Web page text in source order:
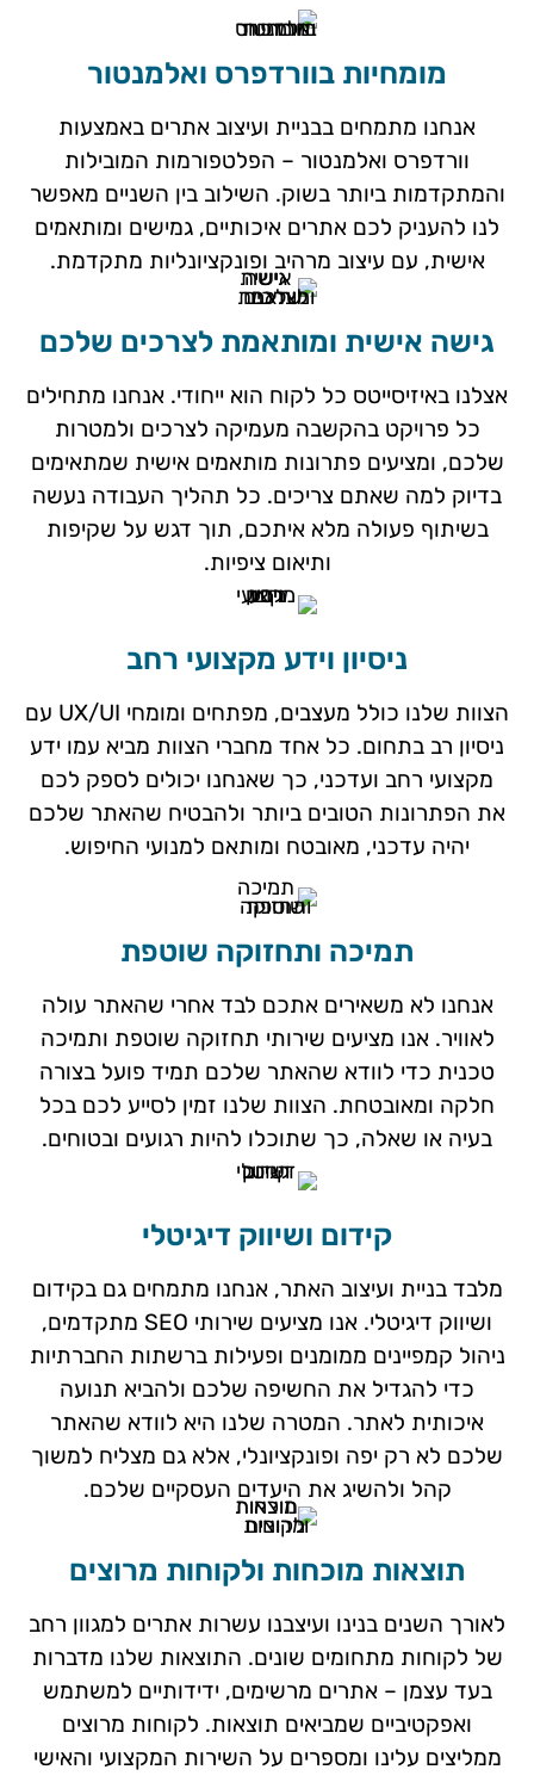
מומחיות בוורדפרס ואלמנטור
אנחנו מתמחים בבניית ועיצוב אתרים באמצעות
וורדפרס ואלמנטור – הפלטפורמות המובילות
והמתקדמות ביותר בשוק. השילוב בין השניים מאפשר
לנו להעניק לכם אתרים איכותיים, גמישים ומותאמים
אישית, עם עיצוב מרהיב ופונקציונליות מתקדמת.
גישה אישית ומותאמת לצרכים שלכם
אצלנו באיזיסייטס כל לקוח הוא ייחודי. אנחנו מתחילים
כל פרויקט בהקשבה מעמיקה לצרכים ולמטרות
שלכם, ומציעים פתרונות מותאמים אישית שמתאימים
בדיוק למה שאתם צריכים. כל תהליך העבודה נעשה
בשיתוף פעולה מלא איתכם, תוך דגש על שקיפות
ותיאום ציפיות.
ניסיון וידע מקצועי רחב
הצוות שלנו כולל מעצבים, מפתחים ומומחי UX/UI עם
ניסיון רב בתחום. כל אחד מחברי הצוות מביא עמו ידע
מקצועי רחב ועדכני, כך שאנחנו יכולים לספק לכם
את הפתרונות הטובים ביותר ולהבטיח שהאתר שלכם
יהיה עדכני, מאובטח ומותאם למנועי החיפוש.
תמיכה ותחזוקה שוטפת
אנחנו לא משאירים אתכם לבד אחרי שהאתר עולה
לאוויר. אנו מציעים שירותי תחזוקה שוטפת ותמיכה
טכנית כדי לוודא שהאתר שלכם תמיד פועל בצורה
חלקה ומאובטחת. הצוות שלנו זמין לסייע לכם בכל
בעיה או שאלה, כך שתוכלו להיות רגועים ובטוחים.
קידום ושיווק דיגיטלי
מלבד בניית ועיצוב האתר, אנחנו מתמחים גם בקידום
ושיווק דיגיטלי. אנו מציעים שירותי SEO מתקדמים,
ניהול קמפיינים ממומנים ופעילות ברשתות החברתיות
כדי להגדיל את החשיפה שלכם ולהביא תנועה
איכותית לאתר. המטרה שלנו היא לוודא שהאתר
שלכם לא רק יפה ופונקציונלי, אלא גם מצליח למשוך
קהל ולהשיג את היעדים העסקיים שלכם.
תוצאות מוכחות ולקוחות מרוצים
לאורך השנים בנינו ועיצבנו עשרות אתרים למגוון רחב
של לקוחות מתחומים שונים. התוצאות שלנו מדברות
בעד עצמן – אתרים מרשימים, ידידותיים למשתמש
ואפקטיביים שמביאים תוצאות. לקוחות מרוצים
ממליצים עלינו ומספרים על השירות המקצועי והאישי